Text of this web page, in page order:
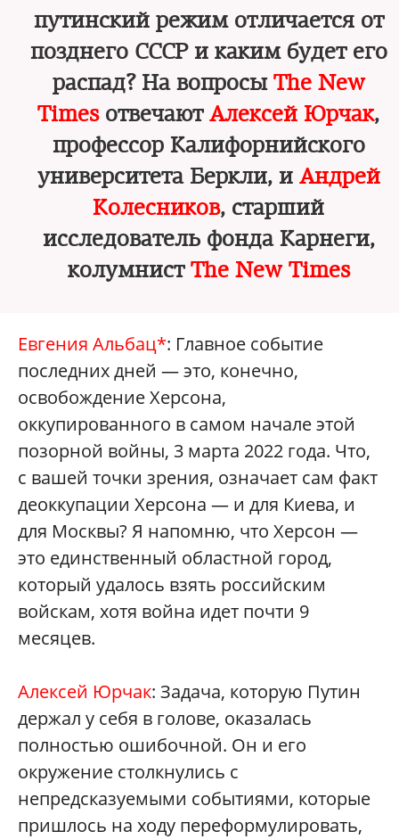
путинский режим отличается от
позднего СССР и каким будет его
распад? На вопросы The New
Timesотвечают Алексей Юрчак,
профессор Калифорнийского
университета Беркли, и Андрей
Колесников, старший
исследователь фонда Карнеги,
колумнист The New Times
Евгения Альбац*: Главное событие
последних дней — это, конечно,
освобождение Херсона,
оккупированного в самом начале этой
позорной войны, 3 марта 2022 года. Что,
с вашей точки зрения, означает сам факт
деоккупации Херсона — и для Киева, и
для Москвы? Я напомню, что Херсон —
это единственный областной город,
который удалось взять российским
войскам, хотя война идет почти 9
месяцев.
Алексей Юрчак: Задача, которую Путин
держал у себя в голове, оказалась
полностью ошибочной. Он и его
окружение столкнулись с
непредсказуемыми событиями, которые
пришлось на ходу переформулировать,